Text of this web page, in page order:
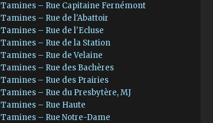
Tamines – Rue Capitaine Fernémont
Tamines – Rue de l'Abattoir
Tamines – Rue de l'Ecluse
Tamines – Rue de la Station
Tamines – Rue de Velaine
Tamines – Rue des Bachères
Tamines – Rue des Prairies
Tamines – Rue du Presbytère, MJ
Tamines – Rue Haute
Tamines – Rue Notre-Dame